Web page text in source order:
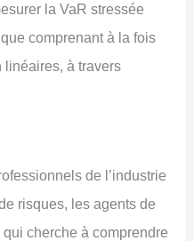
la VaR stressée
comprenant à la fois
à travers
de l’industrie
risques, les agents de
cherche à comprendre